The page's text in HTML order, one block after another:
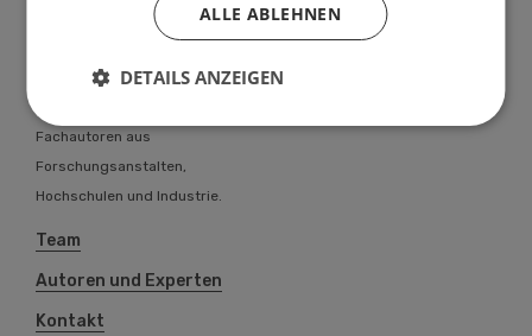
Landwirten individuelle berufliche
Revue Team steht in engem
Fachautoren aus
Forschungsanstalten,
Hochschulen und Industrie.
Team
Autoren und Experten
Kontakt
ALLE ABLEHNEN
DETAILS ANZEIGEN